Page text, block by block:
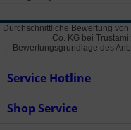
Durchschnittliche Bewertung von
Co. KG bei Trustami:
Bewertungsgrundlage des
Service Hotline
Shop Service